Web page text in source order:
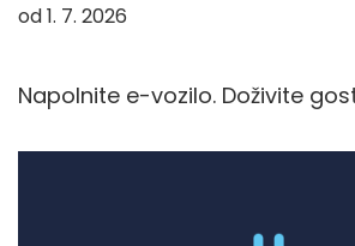
od 1. 7. 2026
Napolnite e-vozilo. Doživite